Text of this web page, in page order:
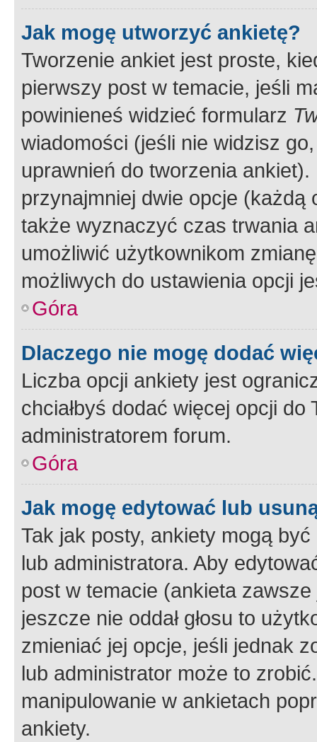
Jak mogę utworzyć ankietę?
Tworzenie ankiet jest proste,
pierwszy post w temacie, jeśli
powinieneś widzieć formularz
wiadomości (jeśli nie widzisz
uprawnień do tworzenia
przynajmniej dwie opcje
także wyznaczyć czas trwania
umożliwić użytkownikom
możliwych do ustawienia opcji
Góra
Dlaczego nie mogę dodać
Liczba opcji ankiety jest
chciałbyś dodać więcej opcji
administratorem forum.
Góra
Jak mogę edytować lub
Tak jak posty, ankiety mogą
lub administratora. Aby
post w temacie (ankieta
jeszcze nie oddał głosu to
zmieniać jej opcje, jeśli jednak
lub administrator może to
manipulowanie w ankietach
ankiety.